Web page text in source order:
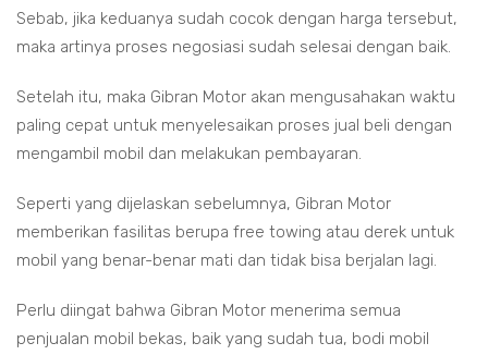
Sebab, jika keduanya sudah cocok dengan harga tersebut,
maka artinya proses negosiasi sudah selesai dengan baik.
Setelah itu, maka Gibran Motor akan mengusahakan waktu
paling cepat untuk menyelesaikan proses jual beli dengan
mengambil mobil dan melakukan pembayaran.
Seperti yang dijelaskan sebelumnya, Gibran Motor
memberikan fasilitas berupa free towing atau derek untuk
mobil yang benar-benar mati dan tidak bisa berjalan lagi.
Perlu diingat bahwa Gibran Motor menerima semua
penjualan mobil bekas, baik yang sudah tua, bodi mobil